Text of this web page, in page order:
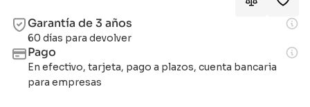
Garantía de 3 años
60 días para devolver
Pago
En efectivo, tarjeta, pago a plazos, cuenta bancaria
para empresas